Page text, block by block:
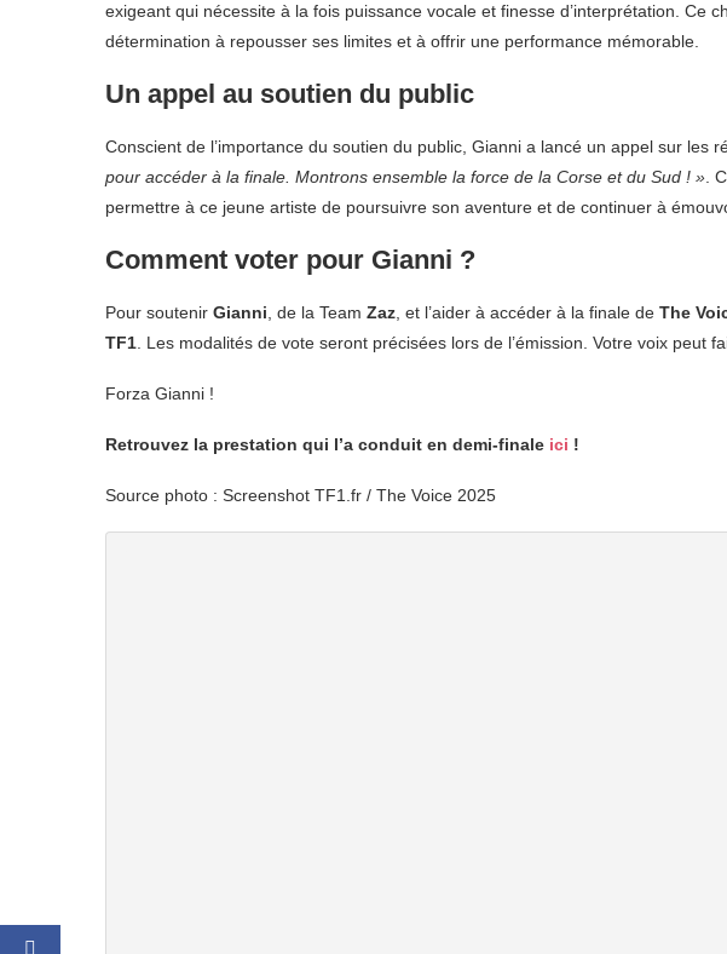
exigeant qui nécessite à la fois puissance vocale et finesse d’interprétation. Ce
détermination à repousser ses limites et à offrir une performance mémorable.
Un appel au soutien du public
Conscient de l’importance du soutien du public, Gianni a lancé un appel sur les
pour accéder à la finale. Montrons ensemble la force de la Corse et du Sud ! » .
permettre à ce jeune artiste de poursuivre son aventure et de continuer à
Comment voter pour Gianni ?
Pour soutenir Gianni , de la Team Zaz , et l’aider à accéder à la finale de The
TF1 . Les modalités de vote seront précisées lors de l’émission. Votre voix peut
Forza Gianni !
Retrouvez la prestation qui l’a conduit en demi-finale ici !
Source photo : Screenshot TF1.fr / The Voice 2025